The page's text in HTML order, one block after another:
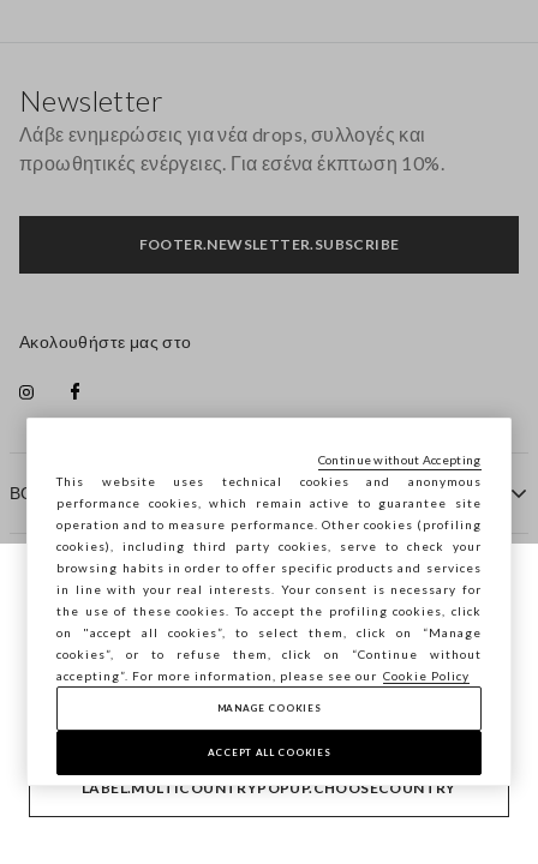
ΒΟΗΘΕΙΑ
ΠΡΑΚΤΟΡΕΙΟ
ΕΠΙΚΟΙΝΩΝΗΣΤΕ ΜΑΖΙ ΜΑΣ
Newsletter
Λάβε ενημερώσεις για νέα drops, συλλογές και
προωθητικές ενέργειες. Για εσένα έκπτωση 10%.
FOOTER.NEWSLETTER.SUBSCRIBE
Ακολουθήστε μας στο
Copyright © Ovs S.p.A. ΑΦΜ: 04240010274 - Εταιρικό
κεφάλαιο 290.923.470 -
Περιηγείστε στο STEFANEL Ελλάδας, θέλετε
να αποθηκεύσετε την τοποθεσία σας;
ΕΠΙΒΕΒΑΊΩΣΗ
LABEL.MULTICOUNTRYPOPUP.CHOOSECOUNTRY
footer.item.country Ελλάδα
This website uses technical cookies and anonymous
performance cookies, which remain active to guarantee site
operation and to measure performance. Other cookies (profiling
cookies), including third party cookies, serve to check your
browsing habits in order to offer specific products and services
in line with your real interests. Your consent is necessary for
the use of these cookies. To accept the profiling cookies, click
on "accept all cookies”, to select them, click on “Manage
cookies”, or to refuse them, click on “Continue without
accepting”. For more information, please see our Cookie Policy
MANAGE COOKIES
ACCEPT ALL COOKIES
Continue without Accepting